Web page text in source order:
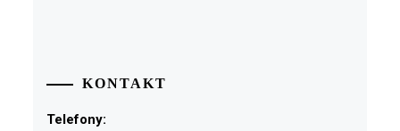
KONTAKT
Telefony: